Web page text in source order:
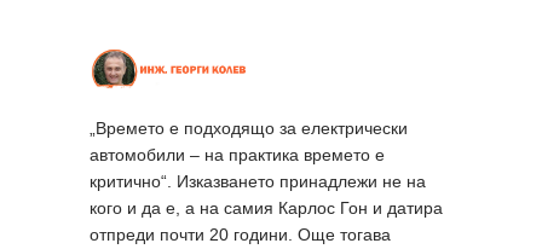
„Времето е подходящо за електрически
автомобили – на практика времето е
критично“. Изказването принадлежи не на
кого и да е, а на самия Карлос Гон и датира
отпреди почти 20 години. Още тогава